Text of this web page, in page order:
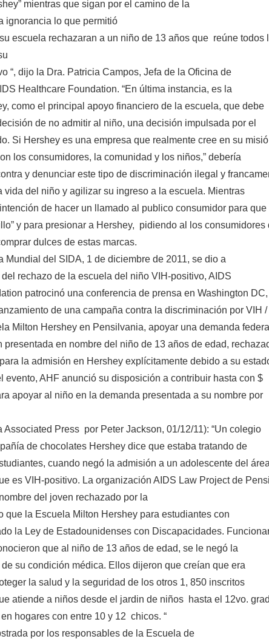
mientras que sigan por el camino de la
ignorancia lo que permitió
escuela rechazaran a un niño de 13 años que reúne todos
“, dijo la Dra. Patricia Campos, Jefa de la Oficina de
Healthcare Foundation. “En última instancia, es la
como el principal apoyo financiero de la escuela, que debe
de no admitir al niño, una decisión impulsada por el
Si Hershey es una empresa que realmente cree en su
los consumidores, la comunidad y los niños,” debería
y denunciar este tipo de discriminación ilegal y
vida del niño y agilizar su ingreso a la escuela. Mientras
de hacer un llamado al publico consumidor para
y para presionar a Hershey, pidiendo al los consumidores
dulces de estas marcas.
Mundial del SIDA, 1 de diciembre de 2011, se dio a
rechazo de la escuela del niño VIH-positivo, AIDS
patrocinó una conferencia de prensa en Washington DC,
de una campaña contra la discriminación por VIH /
Milton Hershey en Pensilvania, apoyar una demanda
presentada en nombre del niño de 13 años de edad,
la admisión en Hershey explícitamente debido a su
evento, AHF anunció su disposición a contribuir hasta con $
apoyar al niño en la demanda presentada a su nombre por
Associated Press por Peter Jackson, 01/12/11): “Un colegio
de chocolates Hershey dice que estaba tratando de
cuando negó la admisión a un adolescente del
es VIH-positivo. La organización AIDS Law Project de
del joven rechazado por la
que la Escuela Milton Hershey para estudiantes con
la Ley de Estadounidenses con Discapacidades.
que al niño de 13 años de edad, se le negó la
su condición médica. Ellos dijeron que creían que era
la salud y la seguridad de los otros 1, 850 inscritos
atiende a niños desde el jardin de niños hasta el 12vo.
hogares con entre 10 y 12 chicos. “
por los responsables de la Escuela de